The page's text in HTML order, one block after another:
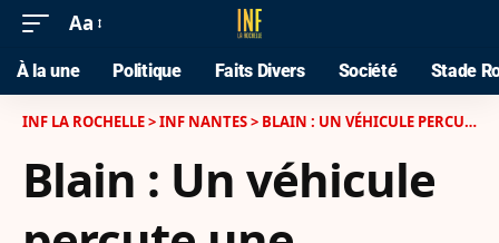
Aa
À la une Politique Faits Divers Société Stade
INF LA ROCHELLE>INF NANTES> BLAIN : UN VÉHICULE PERCUTE UNE MAISON, UN BLESSÉ GRAVE
Blain : Un véhicule